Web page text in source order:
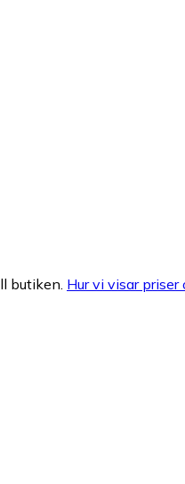
butiken. Hur vi visar priser